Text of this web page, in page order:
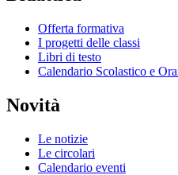
Offerta formativa
I progetti delle classi
Libri di testo
Calendario Scolastico e
Novità
Le notizie
Le circolari
Calendario eventi